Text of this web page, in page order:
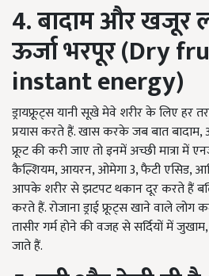
4. बादाम और खजूर
ऊर्जा भरपूर (Dry
instant energy)
ड्रायफ्रूट्स यानी सूखे मेवे शरीर के लिए हर
प्रयास करते हैं. खास करके जब बात
फ्रूट की करी जाए तो इनमें अच्छी मात्रा में
कैल्शियम, आयरन, ओमेगा 3, फैटी एसिड,
आपके शरीर से झटपट थकान दूर करते हैं
करते हैं. रोजाना ड्राई फ्रूट्स खाने वाले
तासीर गर्म होने की वजह से सर्दियों में
जाते हैं.